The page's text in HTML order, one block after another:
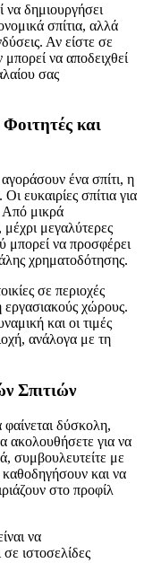
να δημιουργήσει
σπίτια, αλλά
Αν είστε σε
να αποδειχθεί
σας
και
ένα σπίτι, η
ευκαιρίες σπίτια για
Από μικρά
μέχρι μεγαλύτερες
μπορεί να προσφέρει
χρηματοδότησης.
σε περιοχές
εργασιακούς χώρους.
και οι τιμές
ανάλογα με τη
Σπιτιών
φαίνεται δύσκολη,
ακολουθήσετε για να
συμβουλευτείτε με
καθοδηγήσουν και να
στο προφίλ
να
ιστοσελίδες